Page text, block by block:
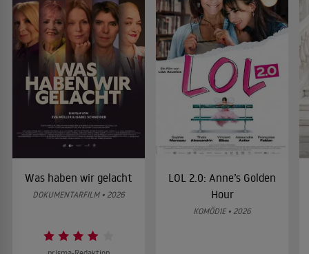
Was haben wir gelacht
DOKUMENTARFILM • 2026
LOL 2.0: Anne’s Golden
Hour
KOMÖDIE • 2026